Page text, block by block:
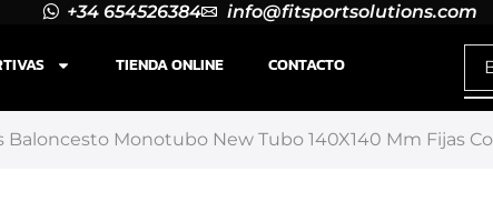
+34 654526384 info@fitsportsolutions.com
TIENDA ONLINE CONTACTO
Baloncesto Monotubo New Tubo 140X140 Mm Fijas